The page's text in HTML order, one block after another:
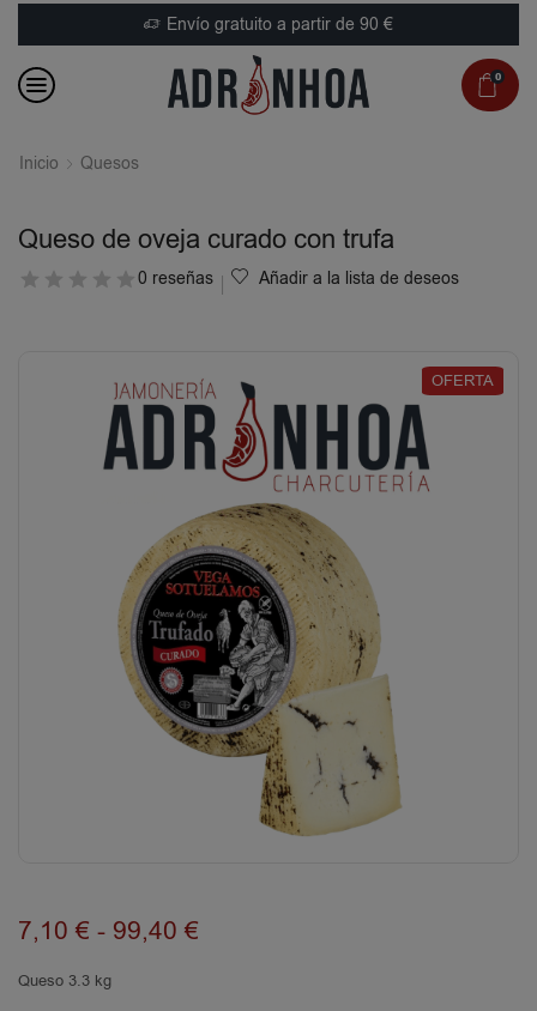
Envío gratuito a partir de 90 €
0
Inicio Quesos
Queso de oveja curado con trufa
0 reseñas Añadir a la lista de deseos
OFERTA
7,10 € - 99,40 €
Queso 3.3 kg